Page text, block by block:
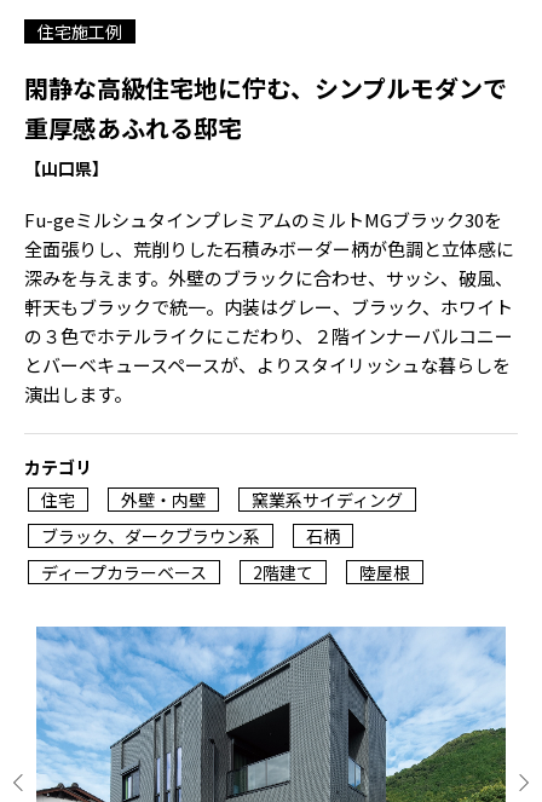
住宅施工例
閑静な高級住宅地に佇む、シンプルモダンで
重厚感あふれる邸宅
【山口県】
Fu-geミルシュタインプレミアムのミルトMGブラック30を
全面張りし、荒削りした石積みボーダー柄が色調と立体感に
深みを与えます。外壁のブラックに合わせ、サッシ、破風、
軒天もブラックで統一。内装はグレー、ブラック、ホワイト
の３色でホテルライクにこだわり、２階インナーバルコニー
とバーベキュースペースが、よりスタイリッシュな暮らしを
演出します。
カテゴリ
住宅
外壁・内壁
窯業系サイディング
ブラック、ダークブラウン系
石柄
ディープカラーベース
2階建て 陸屋根